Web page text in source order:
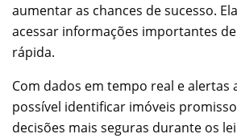
aumentar as chances de sucesso.
acessar informações importantes
rápida.
Com dados em tempo real e alertas
possível identificar imóveis
decisões mais seguras durante os